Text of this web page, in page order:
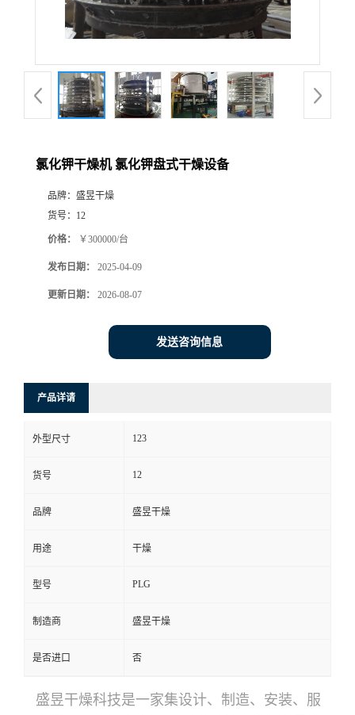
氯化钾干燥机 氯化钾盘式干燥设备
品牌： 盛昱干燥
货号： 12
价格： ￥300000/台
发布日期： 2025-04-09
更新日期： 2026-08-07
发送咨询信息
产品详请
外型尺寸 123
货号 12
品牌 盛昱干燥
用途 干燥
型号 PLG
制造商 盛昱干燥
是否进口 否
盛昱干燥科技是一家集设计、制造、安装、服